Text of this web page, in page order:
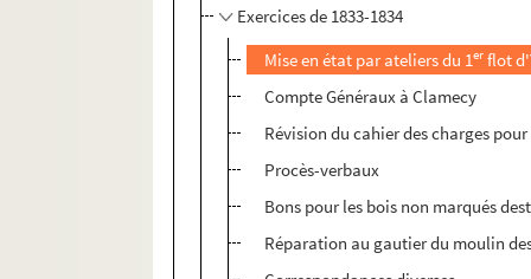
Exercices de 1833-1834
Mise en état par ateliers du 1er flot
Compte Généraux à Clamecy
Révision du cahier des charges
Procès-verbaux
Bons pour les bois non marqués
Réparation au gautier du moulin